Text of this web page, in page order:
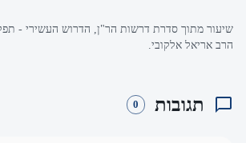
שיעור מתוך סדרת דרשות הר"ן, הדרוש העשירי -
הרב אריאל אלקובי.
תגובות 0